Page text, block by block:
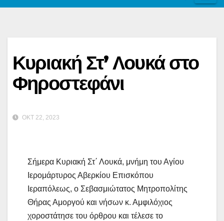
Κυριακή Στ’ Λουκά στο
Φηροστεφάνι
ΟΚΤ 22, 2023
Σήμερα Κυριακή Στ΄ Λουκά, μνήμη του Αγίου
Ιερομάρτυρος Αβερκίου Επισκόπου
Ιεραπόλεως, ο Σεβασμιώτατος Μητροπολίτης
Θήρας Αμοργού και νήσων κ. Αμφιλόχιος
χοροστάτησε του όρθρου και τέλεσε το